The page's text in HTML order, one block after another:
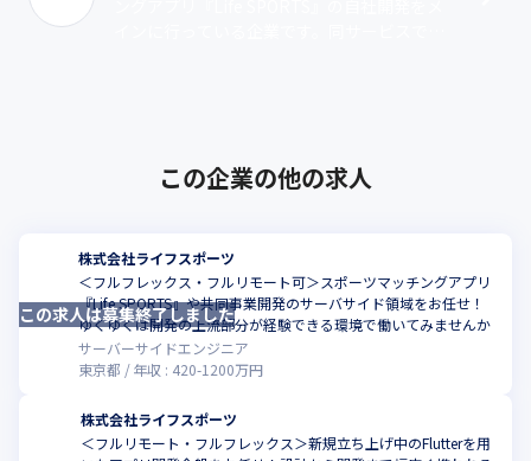
この企業の他の求人
株式会社ライフスポーツ
＜フルフレックス・フルリモート可＞スポーツマッチングアプリ
『Life SPORTS』や共同事業開発のサーバサイド領域をお任せ！
ゆくゆくは開発の上流部分が経験できる環境で働いてみませんか
サーバーサイドエンジニア
東京都
年収 : 420-1200万円
この求人は募集終了しました
株式会社ライフスポーツ
＜フルリモート・フルフレックス＞新規立ち上げ中のFlutterを用